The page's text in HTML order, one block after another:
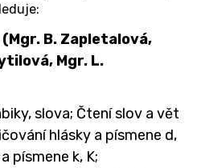
(Mgr. B. Zapletalová,
Mgr. L.
slova; Čtení slov a vět
hlásky a písmene d,
písmene k, K;